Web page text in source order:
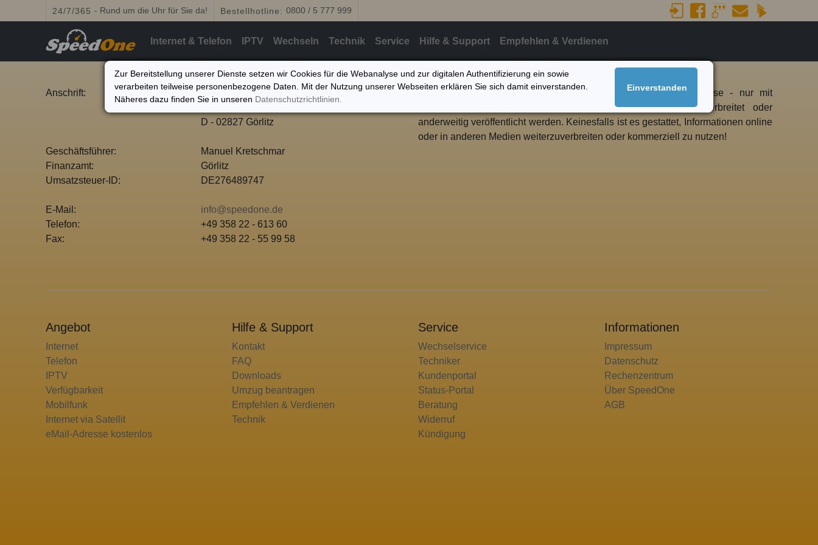
24/7/365 - Rund um die Uhr für Sie da! Bestellhotline: 0800 / 5 777 999
Internet & Telefon IPTV Wechseln Technik Service Hilfe & Support Empfehlen & Verdienen
Anschrift:
Speedloc Datacenter
D - 02827 Görlitz
Geschäftsführer:
Manuel Kretschmar
Finanzamt:
Görlitz
Umsatzsteuer-ID:
DE276489747
E-Mail:
info@speedone.de
Telefon:
+49 358 22 - 613 60
Fax:
+49 358 22 - 55 99 58
Sämtliche angebotene Informationen dürfen - auch auszugsweise - nur mit
schriftlicher Genehmigung von Speedloc Datacenter weiterverbreitet oder
anderweitig veröffentlicht werden. Keinesfalls ist es gestattet, Informationen online
oder in anderen Medien weiterzuverbreiten oder kommerziell zu nutzen!
Angebot
Internet
Telefon
IPTV
Verfügbarkeit
Mobilfunk
Internet via Satellit
eMail-Adresse kostenlos
Hilfe & Support
Kontakt
FAQ
Downloads
Umzug beantragen
Empfehlen & Verdienen
Technik
Service
Wechselservice
Techniker
Kundenportal
Status-Portal
Beratung
Widerruf
Kündigung
Informationen
Impressum
Datenschutz
Rechenzentrum
Über SpeedOne
AGB
Einverstanden
Zur Bereitstellung unserer Dienste setzen wir Cookies für die Webanalyse und zur digitalen Authentifizierung ein sowie
verarbeiten teilweise personenbezogene Daten. Mit der Nutzung unserer Webseiten erklären Sie sich damit einverstanden.
Näheres dazu finden Sie in unseren Datenschutzrichtlinien.